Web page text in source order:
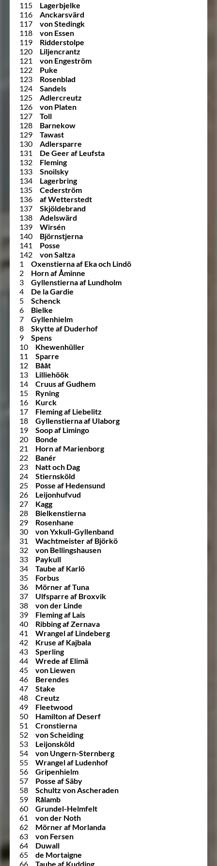
115
Lagerbjelke
116
Anckarsvärd
117
von Stedingk
118
von Essen
119
Ridderstolpe
120
Liljencrantz
121
von Engeström
122
Puke
123
Rosenblad
124
Sandels
125
Adlercreutz
126
von Platen
127
Toll
128
Barnekow
129
Tawast
130
Adlersparre
131
De Geer af Leufsta
132
Fleming
133
Snoilsky
134
Lagerbring
135
Cederström
136
af Wetterstedt
137
Skjöldebrand
138
Adelswärd
139
Wirsén
140
Björnstjerna
141
Posse
142
von Saltza
1
Oxenstierna af Eka och Lindö
2
Horn af Åminne
3
Gyllenstierna af Lundholm
4
De la Gardie
5
Schenck
6
Bielke
7
Gyllenhielm
8
Skytte af Duderhof
9
Spens
10
Khewenhüller
11
Sparre
12
Bååt
13
Lilliehöök
14
Cruus af Gudhem
15
Ryning
16
Kurck
17
Fleming af Liebelitz
18
Gyllenstierna af Ulaborg
19
Soop af Limingo
20
Bonde
21
Horn af Marienborg
22
Banér
23
Natt och Dag
24
Stiernsköld
25
Posse af Hedensund
26
Leijonhufvud
27
Kagg
28
Bielkenstierna
29
Rosenhane
30
von Yxkull-Gyllenband
31
Wachtmeister af Björkö
32
von Bellingshausen
33
Paykull
34
Taube af Karlö
35
Forbus
36
Mörner af Tuna
37
Ulfsparre af Broxvik
38
von der Linde
39
Fleming af Lais
40
Ribbing af Zernava
41
Wrangel af Lindeberg
42
Kruse af Kajbala
43
Sperling
44
Wrede af Elimä
45
von Liewen
46
Berendes
47
Stake
48
Creutz
49
Fleetwood
50
Hamilton af Deserf
51
Cronstierna
52
von Scheiding
53
Leijonsköld
54
von Ungern-Sternberg
55
Wrangel af Ludenhof
56
Gripenhielm
57
Posse af Säby
58
Schultz von Ascheraden
59
Rålamb
60
Grundel-Helmfelt
61
von der Noth
62
Mörner af Morlanda
63
von Fersen
64
Duwall
65
de Mortaigne
66
Taube af Kudding